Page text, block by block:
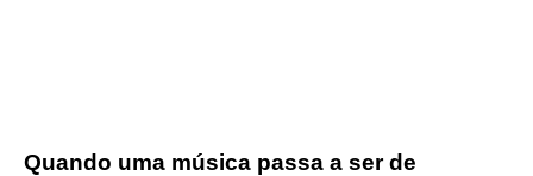
Quando uma música passa a ser de